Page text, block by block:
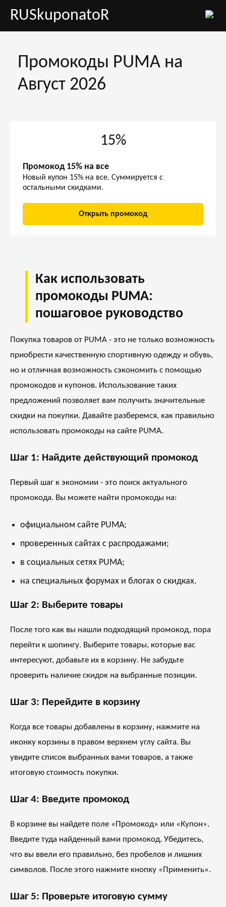
RUSkuponatoR
Промокоды PUMA на
Август 2026
15%
Промокод 15% на все
Новый купон 15% на все. Суммируется с
остальными скидками.
Открыть промокод
Как использовать
промокоды PUMA:
пошаговое руководство
Покупка товаров от PUMA - это не только возможность
приобрести качественную спортивную одежду и обувь,
но и отличная возможность сэкономить с помощью
промокодов и купонов. Использование таких
предложений позволяет вам получить значительные
скидки на покупки. Давайте разберемся, как правильно
использовать промокоды на сайте PUMA.
Шаг 1: Найдите действующий промокод
Первый шаг к экономии - это поиск актуального
промокода. Вы можете найти промокоды на:
официальном сайте PUMA;
проверенных сайтах с распродажами;
в социальных сетях PUMA;
на специальных форумах и блогах о скидках.
Шаг 2: Выберите товары
После того как вы нашли подходящий промокод, пора
перейти к шопингу. Выберите товары, которые вас
интересуют, добавьте их в корзину. Не забудьте
проверить наличие скидок на выбранные позиции.
Шаг 3: Перейдите в корзину
Когда все товары добавлены в корзину, нажмите на
иконку корзины в правом верхнем углу сайта. Вы
увидите список выбранных вами товаров, а также
итоговую стоимость покупки.
Шаг 4: Введите промокод
В корзине вы найдете поле «Промокод» или «Купон».
Введите туда найденный вами промокод. Убедитесь,
что вы ввели его правильно, без пробелов и лишних
символов. После этого нажмите кнопку «Применить».
Шаг 5: Проверьте итоговую сумму